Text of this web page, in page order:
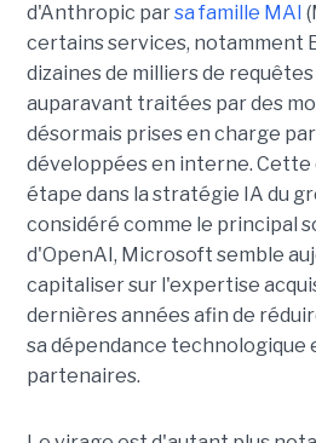
d'Anthropic parsa famille MAI
certains services, notamment
dizaines de milliers de
auparavant traitées par des
désormais prises en charge
développées en interne. Cette
étape dans la stratégie IA du
considéré comme le principal
d'OpenAI, Microsoft semble
capitaliser sur l'expertise
dernières années afin de
sa dépendance technologique
partenaires.